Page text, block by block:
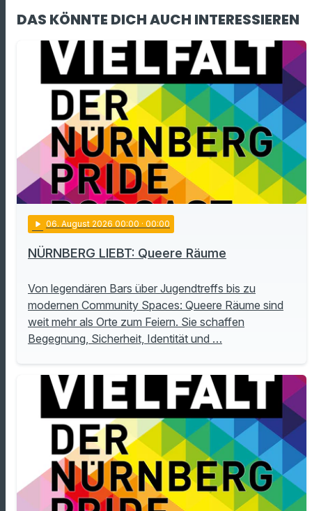
DAS KÖNNTE DICH AUCH INTERESSIEREN
play_arrow 06. August 2026 00:00 · 00:00
NÜRNBERG LIEBT: Queere Räume
Von legendären Bars über Jugendtreffs bis zu
modernen Community Spaces: Queere Räume sind
weit mehr als Orte zum Feiern. Sie schaffen
Begegnung, Sicherheit, Identität und …